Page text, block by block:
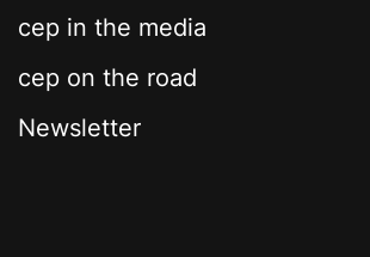
cep in the media
cep on the road
Newsletter